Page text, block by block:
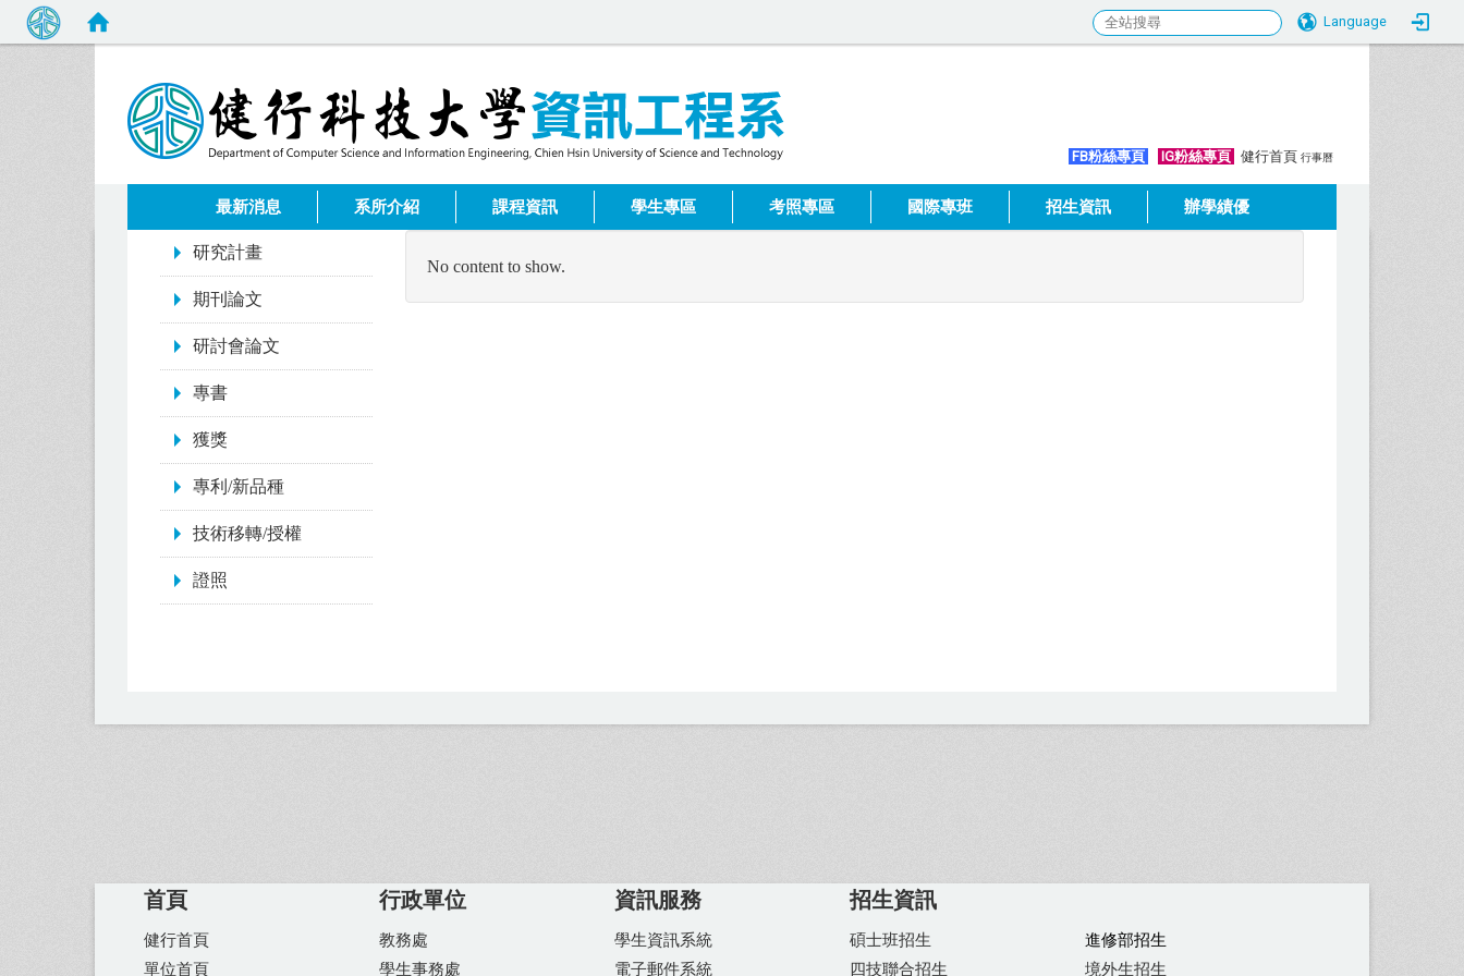
Language
FB粉絲專頁 IG粉絲專頁 健行首頁 行事曆
最新消息 系所介紹 課程資訊 學生專區 考照專區 國際專班 招生資訊 辦學績優
研究計畫
期刊論文
研討會論文
專書
獲獎
專利/新品種
技術移轉/授權
證照
No content to show.
首頁
健行首頁
單位首頁
行政單位
教務處
學生事務處
資訊服務
學生資訊系統
電子郵件系統
招生資訊
碩士班招生
四技聯合招生
進修部招生
境外生招生